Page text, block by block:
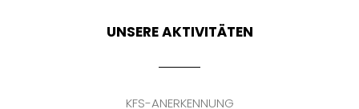
UNSERE AKTIVITÄTEN
KFS-ANERKENNUNG